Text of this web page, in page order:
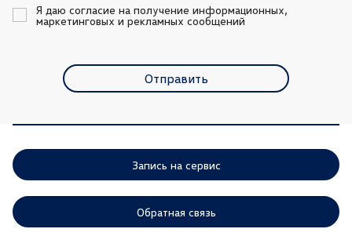
Я даю согласие на получение информационных,
маркетинговых и рекламных сообщений
Отправить
Запись на сервис
Обратная связь